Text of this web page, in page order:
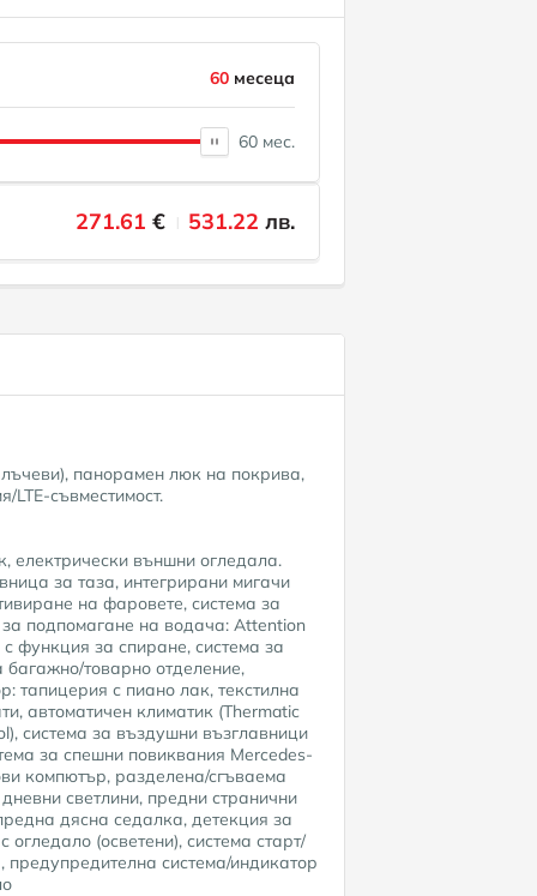
60 месеца
60 мес.
271.61 € 531.22 лв.
панорамен люк на покрива,
LTE-съвместимост.
електрически външни огледала.
за таза, интегрирани мигачи
на фаровете, система за
подпомагане на водача: Attention
функция за спиране, система за
товарно отделение,
тапицерия с пиано лак, текстилна
автоматичен климатик (Thermatic
система за въздушни възглавници
за спешни повиквания Mercedes-
компютър, разделена/сгъваема
светлини, предни странични
дясна седалка, детекция за
(осветени), система старт/
система/индикатор